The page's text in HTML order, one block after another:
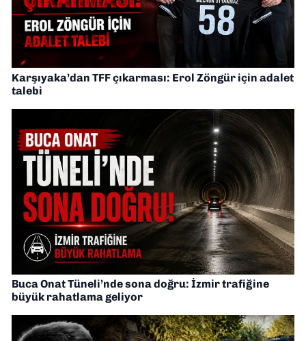
Karşıyaka’dan TFF çıkarması: Erol Zöngür için adalet
talebi
Buca Onat Tüneli’nde sona doğru: İzmir trafiğine
büyük rahatlama geliyor